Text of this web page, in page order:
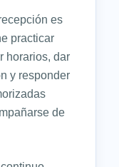
es
practicar
horarios, dar
y responder
de